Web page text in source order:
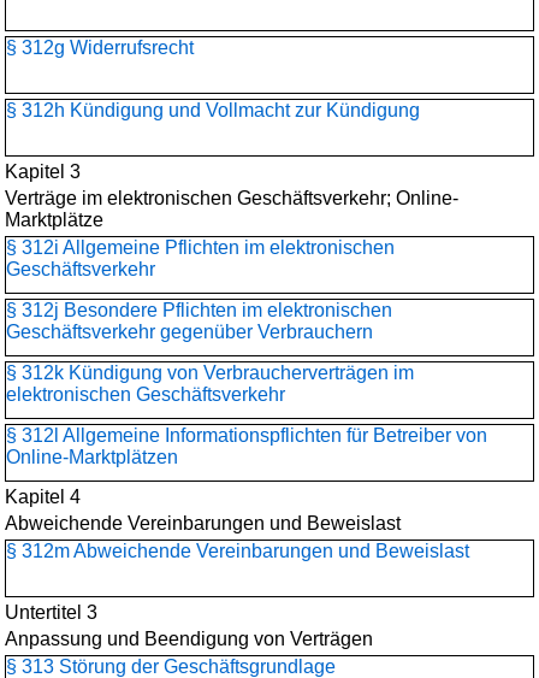
§ 312g Widerrufsrecht
§ 312h Kündigung und Vollmacht zur Kündigung
Kapitel 3
Verträge im elektronischen Geschäftsverkehr; Online-
Marktplätze
§ 312i Allgemeine Pflichten im elektronischen
Geschäftsverkehr
§ 312j Besondere Pflichten im elektronischen
Geschäftsverkehr gegenüber Verbrauchern
§ 312k Kündigung von Verbraucherverträgen im
elektronischen Geschäftsverkehr
§ 312l Allgemeine Informationspflichten für Betreiber von
Online-Marktplätzen
Kapitel 4
Abweichende Vereinbarungen und Beweislast
§ 312m Abweichende Vereinbarungen und Beweislast
Untertitel 3
Anpassung und Beendigung von Verträgen
§ 313 Störung der Geschäftsgrundlage